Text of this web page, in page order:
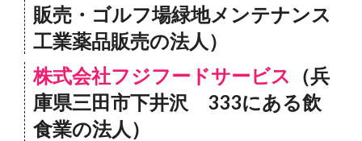
販売・ゴルフ場緑地メンテナンス
工業薬品販売の法人）
株式会社フジフードサービス
（兵
庫県三田市下井沢 333にある飲
食業の法人）